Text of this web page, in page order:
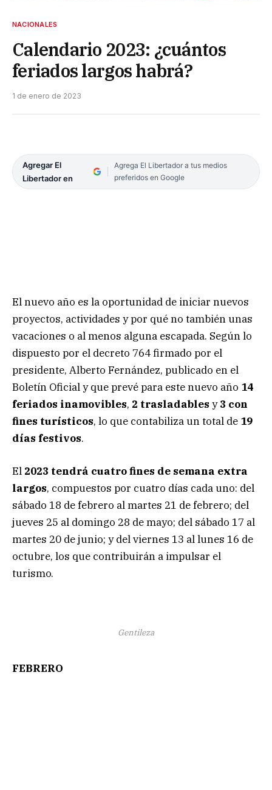
NACIONALES
Calendario 2023: ¿cuántos
feriados largos habrá?
1 de enero de 2023
Agregar El
Libertador en
Agrega El Libertador a tus medios
preferidos en Google
El nuevo año es la oportunidad de iniciar nuevos
proyectos, actividades y por qué no también unas
vacaciones o al menos alguna escapada. Según lo
dispuesto por el decreto 764 firmado por el
presidente, Alberto Fernández, publicado en el
Boletín Oficial y que prevé para este nuevo año 14
feriados inamovibles, 2 trasladables y3 con
fines turísticos, lo que contabiliza un total de 19
días festivos.
El 2023 tendrá cuatro fines de semana extra
largos, compuestos por cuatro días cada uno: del
sábado 18 de febrero al martes 21 de febrero; del
jueves 25 al domingo 28 de mayo; del sábado 17 al
martes 20 de junio; y del viernes 13 al lunes 16 de
octubre, los que contribuirán a impulsar el
turismo.
Gentileza
FEBRERO